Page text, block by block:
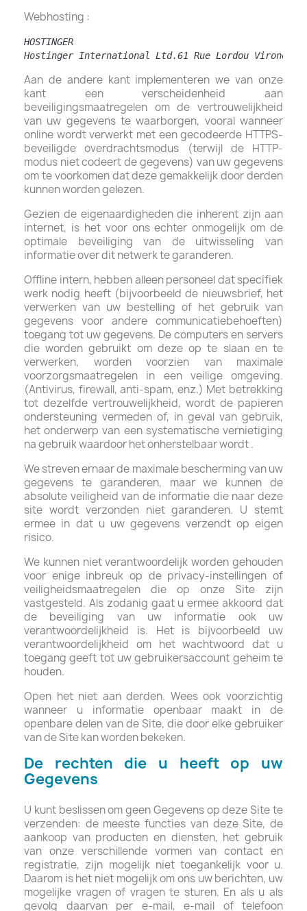
Webhosting :
HOSTINGER
Hostinger International Ltd.61 Rue Lordou Vironos,
Aan de andere kant implementeren we van onze
kant een verscheidenheid aan
beveiligingsmaatregelen om de vertrouwelijkheid
van uw gegevens te waarborgen, vooral wanneer
online wordt verwerkt met een gecodeerde HTTPS-
beveiligde overdrachtsmodus (terwijl de HTTP-
modus niet codeert de gegevens) van uw gegevens
om te voorkomen dat deze gemakkelijk door derden
kunnen worden gelezen.
Gezien de eigenaardigheden die inherent zijn aan
internet, is het voor ons echter onmogelijk om de
optimale beveiliging van de uitwisseling van
informatie over dit netwerk te garanderen.
Offline intern, hebben alleen personeel dat specifiek
werk nodig heeft (bijvoorbeeld de nieuwsbrief, het
verwerken van uw bestelling of het gebruik van
gegevens voor andere communicatiebehoeften)
toegang tot uw gegevens. De computers en servers
die worden gebruikt om deze op te slaan en te
verwerken, worden voorzien van maximale
voorzorgsmaatregelen in een veilige omgeving.
(Antivirus, firewall, anti-spam, enz.) Met betrekking
tot dezelfde vertrouwelijkheid, wordt de papieren
ondersteuning vermeden of, in geval van gebruik,
het onderwerp van een systematische vernietiging
na gebruik waardoor het onherstelbaar wordt .
We streven ernaar de maximale bescherming van uw
gegevens te garanderen, maar we kunnen de
absolute veiligheid van de informatie die naar deze
site wordt verzonden niet garanderen. U stemt
ermee in dat u uw gegevens verzendt op eigen
risico.
We kunnen niet verantwoordelijk worden gehouden
voor enige inbreuk op de privacy-instellingen of
veiligheidsmaatregelen die op onze Site zijn
vastgesteld. Als zodanig gaat u ermee akkoord dat
de beveiliging van uw informatie ook uw
verantwoordelijkheid is. Het is bijvoorbeeld uw
verantwoordelijkheid om het wachtwoord dat u
toegang geeft tot uw gebruikersaccount geheim te
houden.
Open het niet aan derden. Wees ook voorzichtig
wanneer u informatie openbaar maakt in de
openbare delen van de Site, die door elke gebruiker
van de Site kan worden bekeken.
De rechten die u heeft op uw
Gegevens
U kunt beslissen om geen Gegevens op deze Site te
verzenden: de meeste functies van deze Site, de
aankoop van producten en diensten, het gebruik
van onze verschillende vormen van contact en
registratie, zijn mogelijk niet toegankelijk voor u.
Daarom is het niet mogelijk om ons uw berichten, uw
mogelijke vragen of vragen te sturen. En als u als
gevolg daarvan per e-mail, e-mail of telefoon